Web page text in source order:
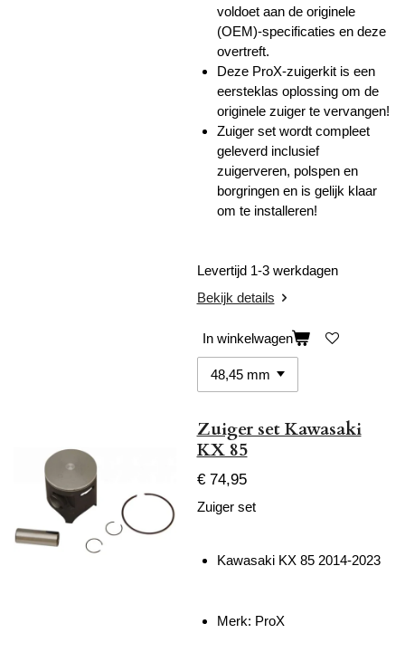
voldoet aan de originele
(OEM)-specificaties en deze
overtreft.
Deze ProX-zuigerkit is een
eersteklas oplossing om de
originele zuiger te vervangen!
Zuiger set wordt compleet
geleverd inclusief
zuigerveren, polspen en
borgringen en is gelijk klaar
om te installeren!
Levertijd 1-3 werkdagen
Bekijk details
In winkelwagen
Zuiger set Kawasaki
KX 85
€ 74,95
Zuiger set
Kawasaki KX 85 2014-2023
Merk: ProX